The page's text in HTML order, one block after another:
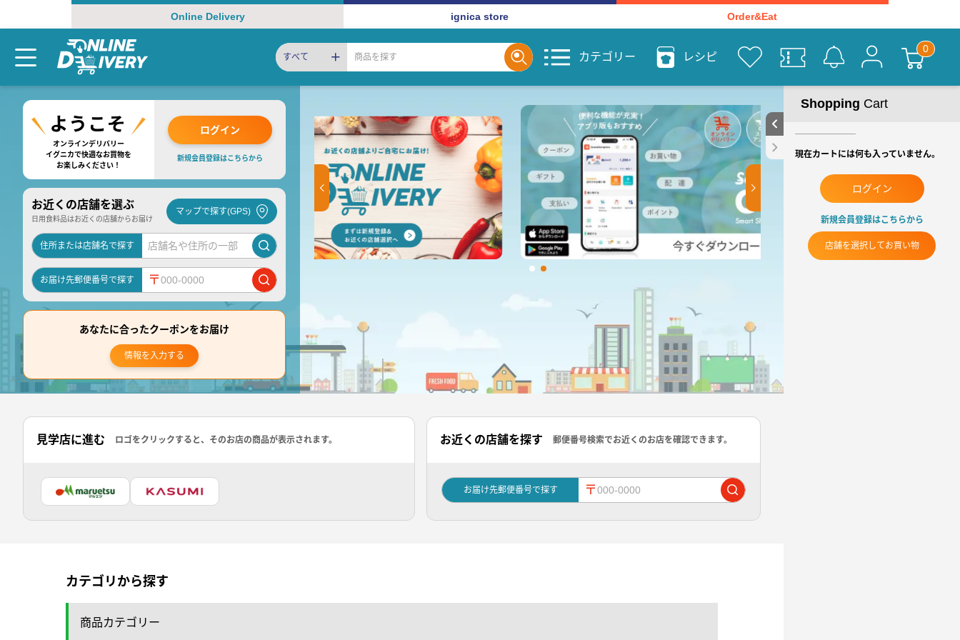
Online Delivery ignica store Order&Eat
すべて カテゴリー レシピ
オンラインデリバリー
イグニカで快適なお買物を
お楽しみください！
ログイン
新規会員登録はこちらから
お近くの店舗を選ぶ
日用食料品はお近くの店舗からお届け
マップで探す(GPS)
住所または店舗名で探す
お届け先郵便番号で探す 〒
あなたに合ったクーポンをお届け
情報を入力する
見学店に進む ロゴをクリックすると、そのお店の商品が表示されます。 お近くの店舗を探す 郵便番号検索でお近くのお店を確認できます。
お届け先郵便番号で探す 〒
カテゴリから探す
商品カテゴリー
Shopping Cart
現在カートには何も入っていません。
ログイン
新規会員登録はこちらから
店舗を選択してお買い物